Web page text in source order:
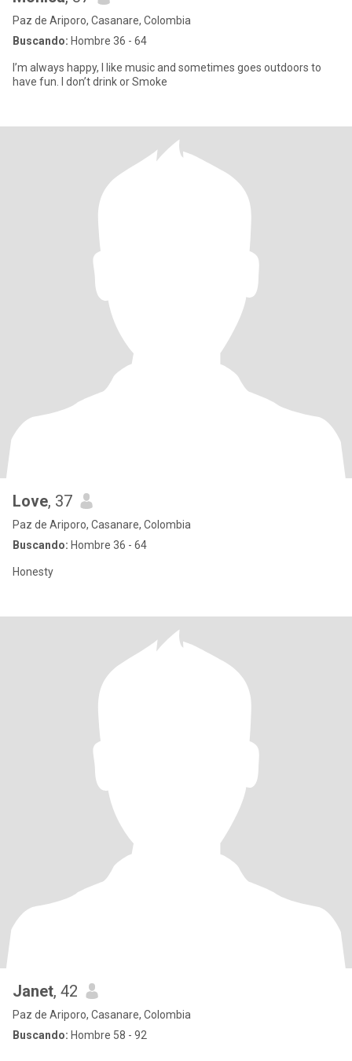
Paz de Ariporo, Casanare, Colombia
Buscando: Hombre 36 - 64
I’m always happy, I like music and sometimes goes outdoors to
have fun. I don’t drink or Smoke
Love, 37
Paz de Ariporo, Casanare, Colombia
Buscando: Hombre 36 - 64
Honesty
Janet, 42
Paz de Ariporo, Casanare, Colombia
Buscando: Hombre 58 - 92